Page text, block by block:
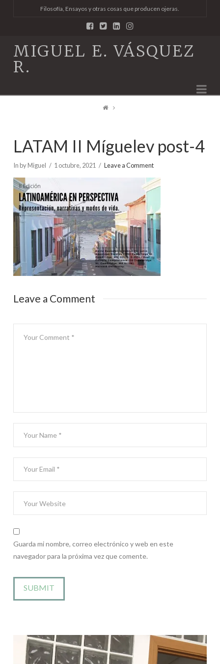
Filosofía, Ensayos y otras cosas que producen ojeras.
MIGUEL E. VÁSQUEZ
R.
LATAM II Míguelev post-4
In by Miguel 1 octubre, 2021 Leave a Comment
Leave a Comment
Guarda mi nombre, correo electrónico y web en este
navegador para la próxima vez que comente.